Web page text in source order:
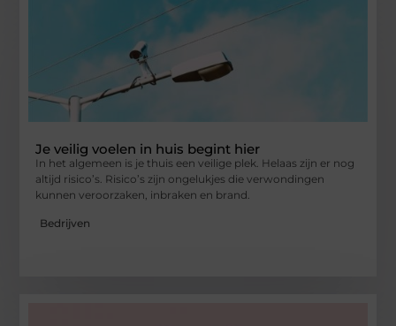
Je veilig voelen in huis begint hier
In het algemeen is je thuis een veilige plek. Helaas zijn er nog
altijd risico’s. Risico’s zijn ongelukjes die verwondingen
kunnen veroorzaken, inbraken en brand.
Bedrijven